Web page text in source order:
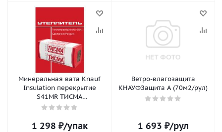
Минеральная вата Knauf
Insulation перекрытие
S41MR ТИСМА
(1200х600х150, 4шт,
1 298 ₽/упак
Ветро-влагозащита
КНАУФЗащита А (70м2/рул)
1 693 ₽/рул